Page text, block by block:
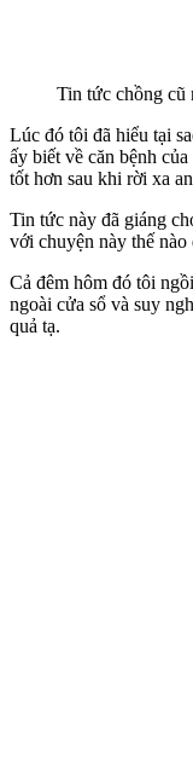
Tin tức chồng cũ
Lúc đó tôi đã hiểu tại
ấy biết về căn bệnh
tốt hơn sau khi rời xa
Tin tức này đã giáng
với chuyện này thế nào
Cả đêm hôm đó tôi
ngoài cửa sổ và suy
quả tạ.